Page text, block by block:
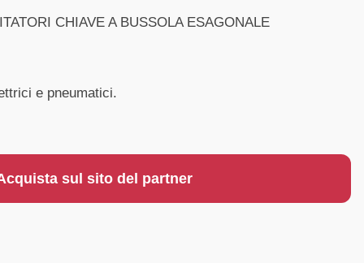
CHIAVE A BUSSOLA ESAGONALE
e pneumatici.
sul sito del partner